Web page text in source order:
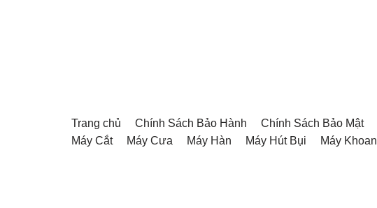
Trang chủ Chính Sách Bảo Hành Chính Sách Bảo Mật
Máy Cắt
Máy Cưa Máy Hàn Máy Hút Bụi Máy Khoan